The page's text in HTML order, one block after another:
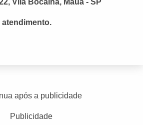
Vila Bocaina, Mauá - SP
após a publicidade
Publicidade